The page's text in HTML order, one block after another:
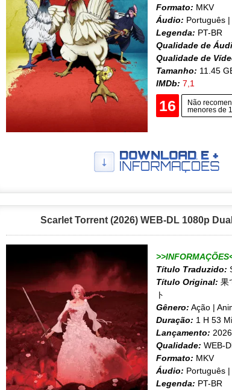
Formato: MKV
Áudio: Português
Legenda: PT-BR
Qualidade de
Qualidade de
Tamanho: 11.45
IMDb: 7,1
16
Não
menores de
Scarlet Torrent (2026) WEB-DL 1080p
Título Traduzido:
Título Original: 果
ト
Gênero: Ação |
Duração: 1 H 53
Lançamento: 2026
Qualidade: WEB-
Formato: MKV
Áudio: Português
Legenda: PT-BR